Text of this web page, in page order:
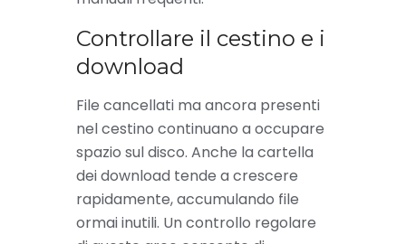
Controllare il cestino e i
download
File cancellati ma ancora presenti
nel cestino continuano a occupare
spazio sul disco. Anche la cartella
dei download tende a crescere
rapidamente, accumulando file
ormai inutili. Un controllo regolare